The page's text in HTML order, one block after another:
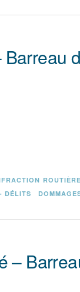
ROUTIÈRE
DÉLITS
–